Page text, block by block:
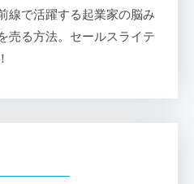
線で活躍する起業家の脳み
売る方法。セールスライテ